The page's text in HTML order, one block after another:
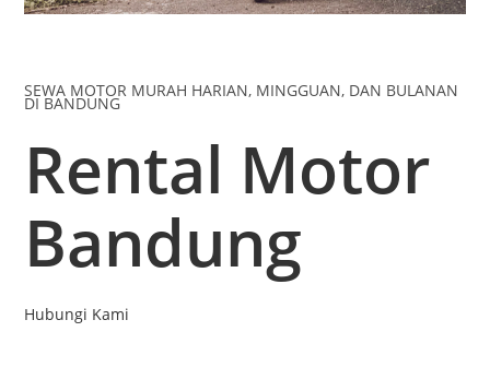
SEWA MOTOR MURAH HARIAN, MINGGUAN, DAN BULANAN
DI BANDUNG
Rental Motor
Bandung
Hubungi Kami